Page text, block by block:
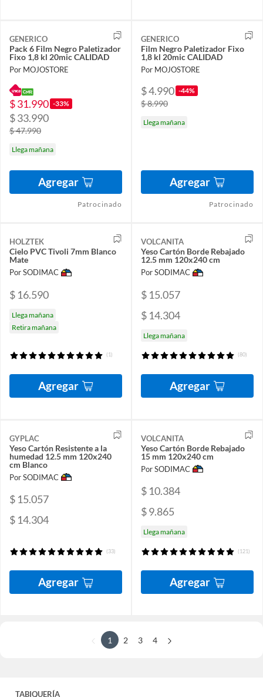
GENERICO
Pack 6 Film Negro Paletizador
Fixo 1,8 kl 20mic CALIDAD
Por MOJOSTORE
$ 31.990 -33%
$ 33.990
$ 47.990
Llega mañana
Agregar
Patrocinado
GENERICO
Film Negro Paletizador Fixo
1,8 kl 20mic CALIDAD
Por MOJOSTORE
$ 4.990 -44%
$ 8.990
Llega mañana
Agregar
Patrocinado
HOLZTEK
Cielo PVC Tivoli 7mm Blanco
Mate
Por SODIMAC
$ 16.590
Llega mañana
Retira mañana
(1)
Agregar
VOLCANITA
Yeso Cartón Borde Rebajado
12.5 mm 120x240 cm
Por SODIMAC
$ 15.057
$ 14.304
Llega mañana
(80)
Agregar
GYPLAC
Yeso Cartón Resistente a la
humedad 12.5 mm 120x240
cm Blanco
Por SODIMAC
$ 15.057
$ 14.304
(33)
Agregar
VOLCANITA
Yeso Cartón Borde Rebajado
15 mm 120x240 cm
Por SODIMAC
$ 10.384
$ 9.865
Llega mañana
(121)
Agregar
1 2 3 4
TABIQUERÍA